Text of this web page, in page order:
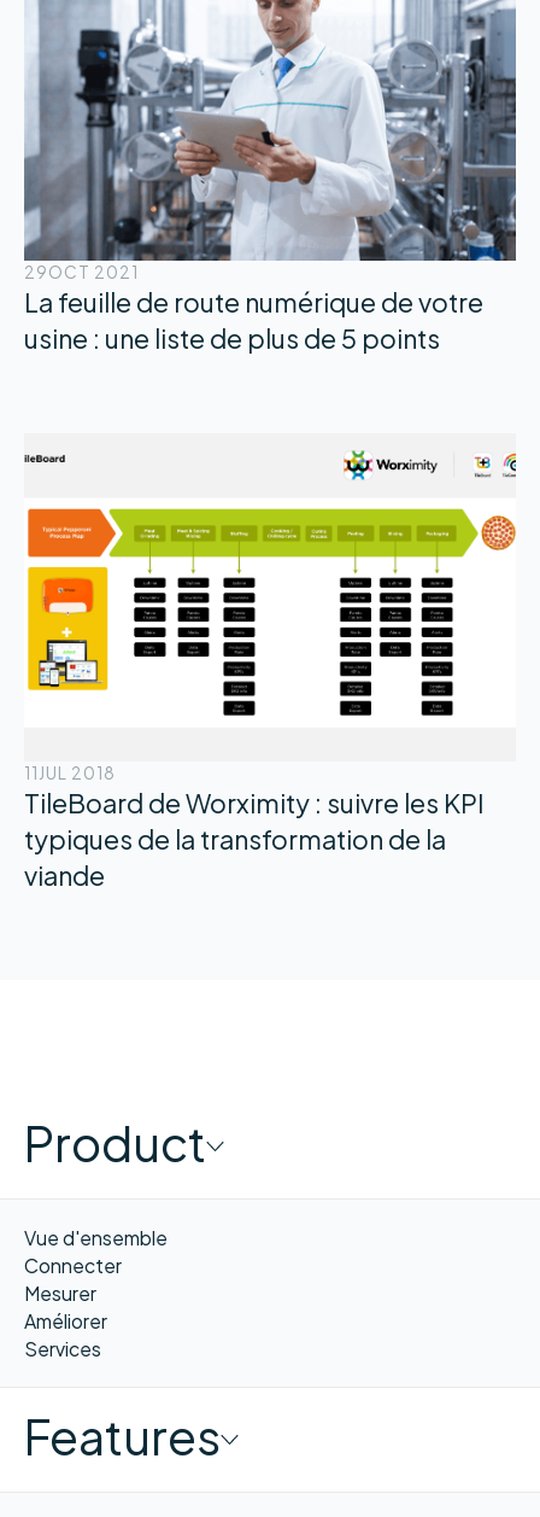
29OCT 2021
La feuille de route numérique de votre
usine : une liste de plus de 5 points
11 JUL 2018
TileBoard de Worximity : suivre les KPI
typiques de la transformation de la
viande
Product
Vue d'ensemble
Connecter
Mesurer
Améliorer
Services
Features